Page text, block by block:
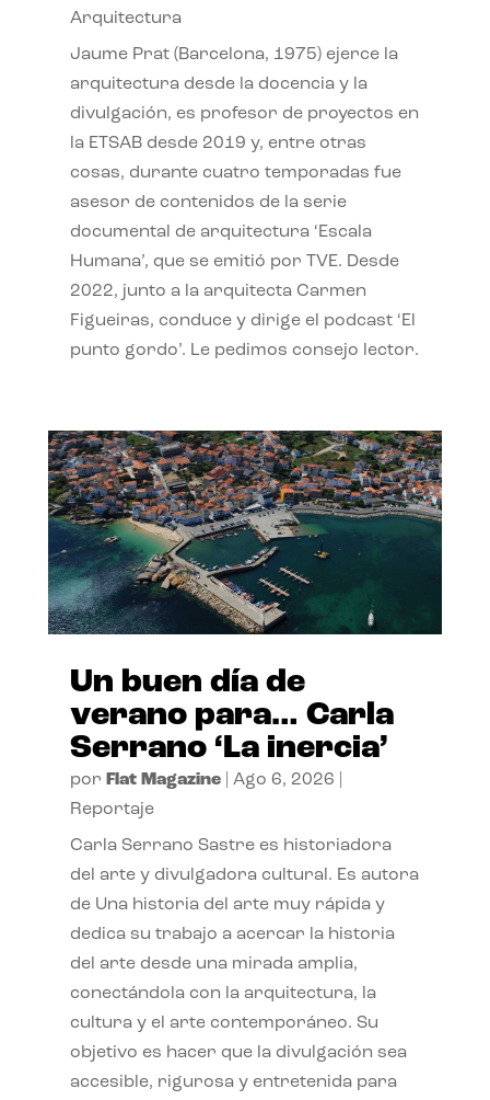
Arquitectura
Jaume Prat (Barcelona, 1975) ejerce la
arquitectura desde la docencia y la
divulgación, es profesor de proyectos en
la ETSAB desde 2019 y, entre otras
cosas, durante cuatro temporadas fue
asesor de contenidos de la serie
documental de arquitectura ‘Escala
Humana’, que se emitió por TVE. Desde
2022, junto a la arquitecta Carmen
Figueiras, conduce y dirige el podcast ‘El
punto gordo’. Le pedimos consejo lector.
Un buen día de
verano para… Carla
Serrano ‘La inercia’
por Flat Magazine| Ago 6, 2026
Reportaje
Carla Serrano Sastre es historiadora
del arte y divulgadora cultural. Es autora
de Una historia del arte muy rápida y
dedica su trabajo a acercar la historia
del arte desde una mirada amplia,
conectándola con la arquitectura, la
cultura y el arte contemporáneo. Su
objetivo es hacer que la divulgación sea
accesible, rigurosa y entretenida para